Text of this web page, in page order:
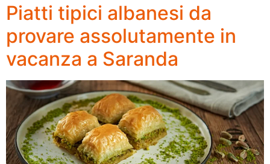
Piatti tipici albanesi da
provare assolutamente in
vacanza a Saranda